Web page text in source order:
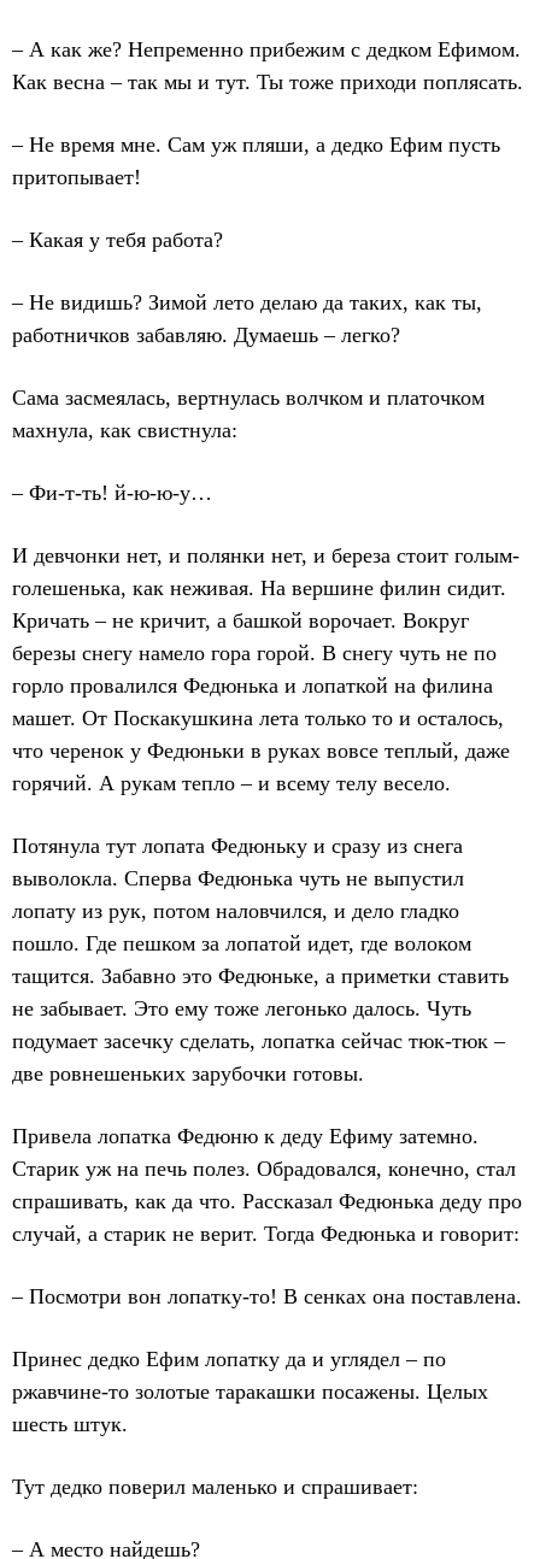
– А как же? Непременно прибежим с дедком Ефимом.
Как весна – так мы и тут. Ты тоже приходи поплясать.
– Не время мне. Сам уж пляши, а дедко Ефим пусть
притопывает!
– Какая у тебя работа?
– Не видишь? Зимой лето делаю да таких, как ты,
работничков забавляю. Думаешь – легко?
Сама засмеялась, вертнулась волчком и платочком
махнула, как свистнула:
– Фи-т-ть! й-ю-ю-у…
И девчонки нет, и полянки нет, и береза стоит голым-
голешенька, как неживая. На вершине филин сидит.
Кричать – не кричит, а башкой ворочает. Вокруг
березы снегу намело гора горой. В снегу чуть не по
горло провалился Федюнька и лопаткой на филина
машет. От Поскакушкина лета только то и осталось,
что черенок у Федюньки в руках вовсе теплый, даже
горячий. А рукам тепло – и всему телу весело.
Потянула тут лопата Федюньку и сразу из снега
выволокла. Сперва Федюнька чуть не выпустил
лопату из рук, потом наловчился, и дело гладко
пошло. Где пешком за лопатой идет, где волоком
тащится. Забавно это Федюньке, а приметки ставить
не забывает. Это ему тоже легонько далось. Чуть
подумает засечку сделать, лопатка сейчас тюк-тюк –
две ровнешеньких зарубочки готовы.
Привела лопатка Федюню к деду Ефиму затемно.
Старик уж на печь полез. Обрадовался, конечно, стал
спрашивать, как да что. Рассказал Федюнька деду про
случай, а старик не верит. Тогда Федюнька и говорит:
– Посмотри вон лопатку-то! В сенках она поставлена.
Принес дедко Ефим лопатку да и углядел – по
ржавчине-то золотые таракашки посажены. Целых
шесть штук.
Тут дедко поверил маленько и спрашивает:
– А место найдешь?